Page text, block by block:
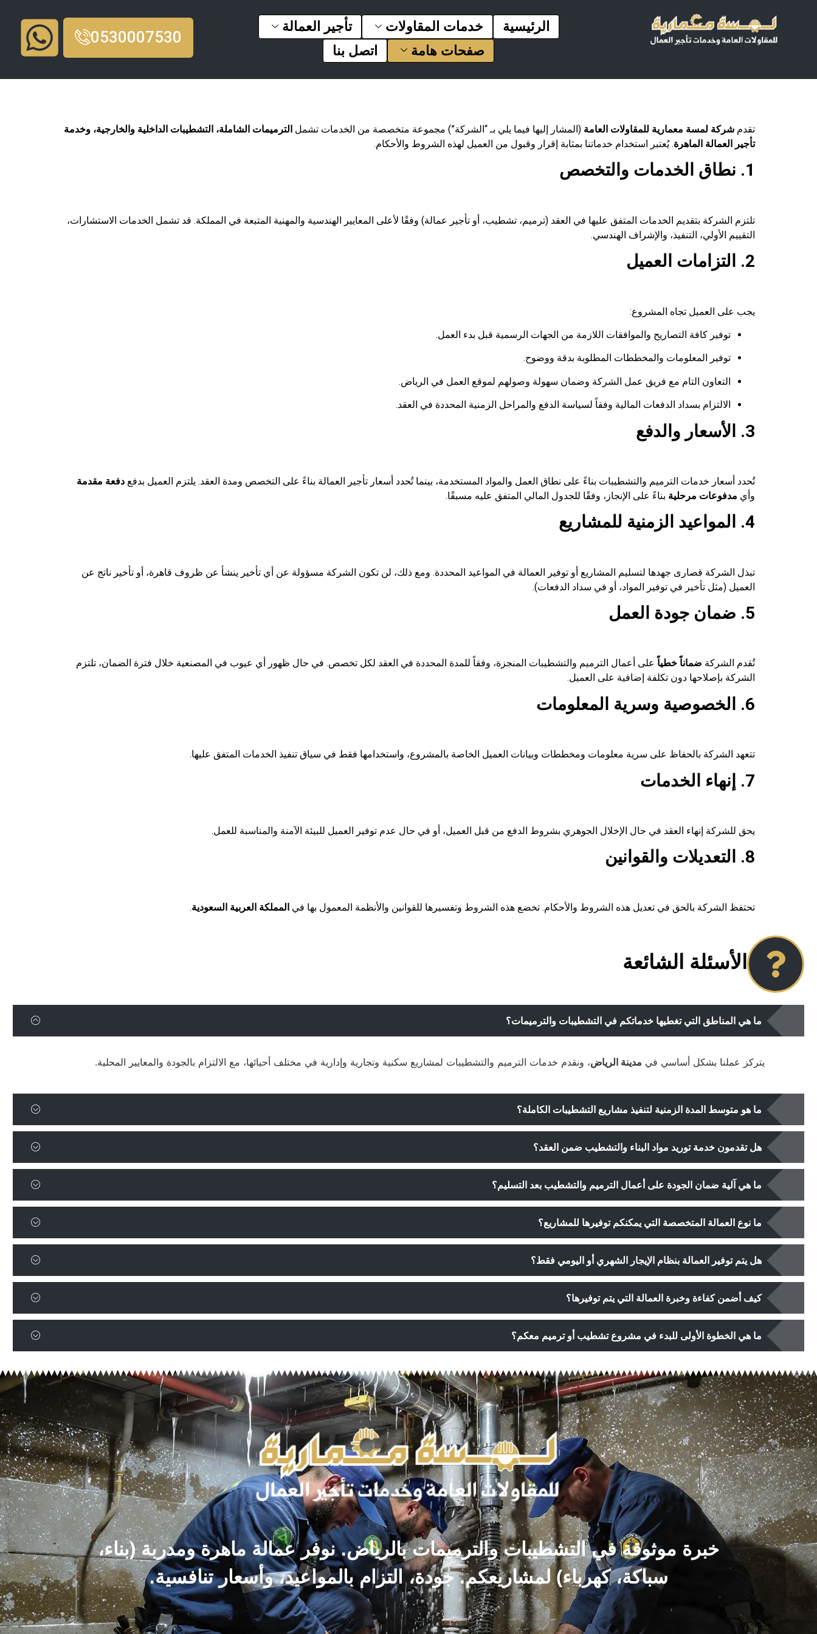
الرئيسية خدمات المقاولات
تأجير العمالة
صفحات هامة
اتصل بنا
0530007530
تقدم شركة لمسة معمارية للمقاولات العامة (المشار إليها فيما يلي بـ “الشركة”) مجموعة متخصصة من الخدمات تشمل الترميمات الشاملة، التشطيبات الداخلية والخارجية، وخدمة
تأجير العمالة الماهرة. يُعتبر استخدام خدماتنا بمثابة إقرار وقبول من العميل لهذه الشروط والأحكام.
1. نطاق الخدمات والتخصص
تلتزم الشركة بتقديم الخدمات المتفق عليها في العقد (ترميم، تشطيب، أو تأجير عمالة) وفقًا لأعلى المعايير الهندسية والمهنية المتبعة في المملكة. قد تشمل الخدمات الاستشارات،
التقييم الأولي، التنفيذ، والإشراف الهندسي.
2. التزامات العميل
يجب على العميل تجاه المشروع:
توفير كافة التصاريح والموافقات اللازمة من الجهات الرسمية قبل بدء العمل.
توفير المعلومات والمخططات المطلوبة بدقة ووضوح.
التعاون التام مع فريق عمل الشركة وضمان سهولة وصولهم لموقع العمل في الرياض.
الالتزام بسداد الدفعات المالية وفقاً لسياسة الدفع والمراحل الزمنية المحددة في العقد.
3. الأسعار والدفع
تُحدد أسعار خدمات الترميم والتشطيبات بناءً على نطاق العمل والمواد المستخدمة، بينما تُحدد أسعار تأجير العمالة بناءً على التخصص ومدة العقد. يلتزم العميل بدفع دفعة مقدمة
وأي مدفوعات مرحلية بناءً على الإنجاز، وفقًا للجدول المالي المتفق عليه مسبقًا.
4. المواعيد الزمنية للمشاريع
تبذل الشركة قصارى جهدها لتسليم المشاريع أو توفير العمالة في المواعيد المحددة. ومع ذلك، لن تكون الشركة مسؤولة عن أي تأخير ينشأ عن ظروف قاهرة، أو تأخير ناتج عن
العميل (مثل تأخير في توفير المواد، أو في سداد الدفعات).
5. ضمان جودة العمل
تُقدم الشركة ضماناً خطياً على أعمال الترميم والتشطيبات المنجزة، وفقاً للمدة المحددة في العقد لكل تخصص. في حال ظهور أي عيوب في المصنعية خلال فترة الضمان، تلتزم
الشركة بإصلاحها دون تكلفة إضافية على العميل.
6. الخصوصية وسرية المعلومات
تتعهد الشركة بالحفاظ على سرية معلومات ومخططات وبيانات العميل الخاصة بالمشروع، واستخدامها فقط في سياق تنفيذ الخدمات المتفق عليها.
7. إنهاء الخدمات
يحق للشركة إنهاء العقد في حال الإخلال الجوهري بشروط الدفع من قبل العميل، أو في حال عدم توفير العميل للبيئة الآمنة والمناسبة للعمل.
8. التعديلات والقوانين
تحتفظ الشركة بالحق في تعديل هذه الشروط والأحكام. تخضع هذه الشروط وتفسيرها للقوانين والأنظمة المعمول بها في المملكة العربية السعودية.
الأسئلة الشائعة
ما هي المناطق التي تغطيها خدماتكم في التشطيبات والترميمات؟
يتركز عملنا بشكل أساسي في مدينة الرياض، ونقدم خدمات الترميم والتشطيبات لمشاريع سكنية وتجارية وإدارية في مختلف أحيائها، مع الالتزام بالجودة والمعايير المحلية.
ما هو متوسط المدة الزمنية لتنفيذ مشاريع التشطيبات الكاملة؟
هل تقدمون خدمة توريد مواد البناء والتشطيب ضمن العقد؟
ما هي آلية ضمان الجودة على أعمال الترميم والتشطيب بعد التسليم؟
ما نوع العمالة المتخصصة التي يمكنكم توفيرها للمشاريع؟
هل يتم توفير العمالة بنظام الإيجار الشهري أو اليومي فقط؟
كيف أضمن كفاءة وخبرة العمالة التي يتم توفيرها؟
ما هي الخطوة الأولى للبدء في مشروع تشطيب أو ترميم معكم؟
خبرة موثوقة في التشطيبات والترميمات بالرياض. نوفر عمالة ماهرة ومدربة (بناء،
سباكة، كهرباء) لمشاريعكم. جودة، التزام بالمواعيد، وأسعار تنافسية.